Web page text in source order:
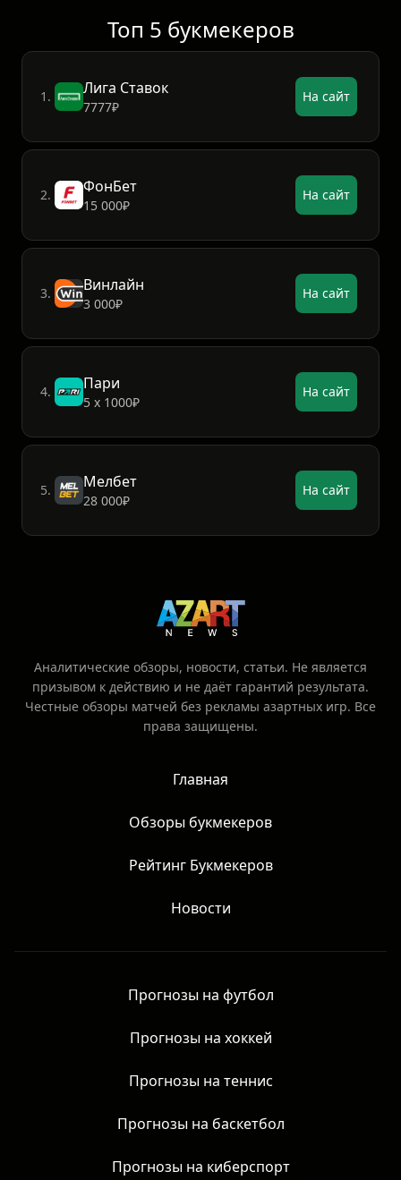
Топ 5 букмекеров
1. Лига Ставок
7777₽
На сайт
2. ФонБет
15 000₽
На сайт
3. Винлайн
3 000₽
На сайт
4. Пари
5 х 1000₽
На сайт
5. Мелбет
28 000₽
На сайт
Аналитические обзоры, новости, статьи. Не является
призывом к действию и не даёт гарантий результата.
Честные обзоры матчей без рекламы азартных игр. Все
права защищены.
Главная
Обзоры букмекеров
Рейтинг Букмекеров
Новости
Прогнозы на футбол
Прогнозы на хоккей
Прогнозы на теннис
Прогнозы на баскетбол
Прогнозы на киберспорт